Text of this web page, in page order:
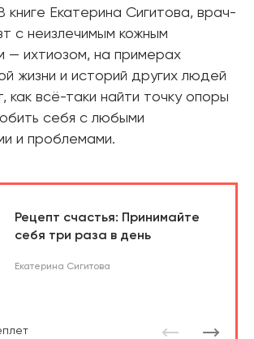
книге Екатерина Сигитова, врач-
с неизлечимым кожным
— ихтиозом, на примерах
жизни и историй других людей
как всё-таки найти точку опоры
себя с любыми
и проблемами.
Рецепт счастья: Принимайте
себя три раза в день
Екатерина Сигитова